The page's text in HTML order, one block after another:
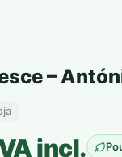
–
incl.